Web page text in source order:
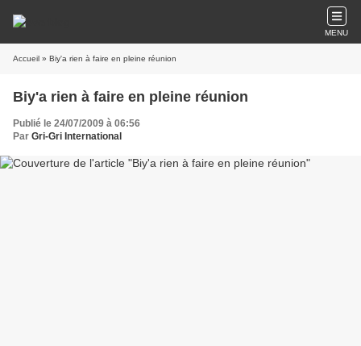
MENU
Accueil » Biy'a rien à faire en pleine réunion
Biy'a rien à faire en pleine réunion
Publié le 24/07/2009 à 06:56
Par Gri-Gri International